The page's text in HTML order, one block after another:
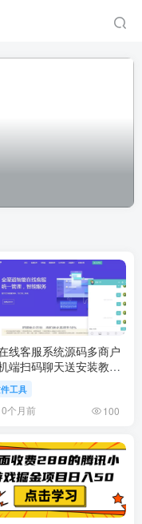
线客服系统源码多商户
端扫码聊天送安装教程
工具
个月前 100